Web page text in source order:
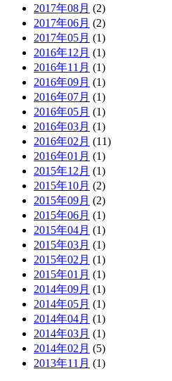
2017年08月 (2)
2017年06月 (2)
2017年05月 (1)
2016年12月 (1)
2016年11月 (1)
2016年09月 (1)
2016年07月 (1)
2016年05月 (1)
2016年03月 (1)
2016年02月 (11)
2016年01月 (1)
2015年12月 (1)
2015年10月 (2)
2015年09月 (2)
2015年06月 (1)
2015年04月 (1)
2015年03月 (1)
2015年02月 (1)
2015年01月 (1)
2014年09月 (1)
2014年05月 (1)
2014年04月 (1)
2014年03月 (1)
2014年02月 (5)
2013年11月 (1)